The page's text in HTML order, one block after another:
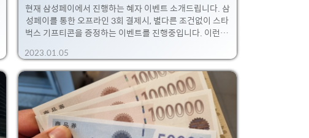
현재 삼성페이에서 진행하는 혜자 이벤트 소개드립니다. 삼
성페이를 통한 오프라인 3회 결제시, 별다른 조건없이 스타
벅스 기프티콘을 증정하는 이벤트를 진행중입니다. 이런 이
이네요 ㅎㅎ. 무조건 참여해야하는 이벤트! 왔다갔다 편의
점 들리실때 꼭 챙기세요 - 미리 이벤트 페이지에서 참여 동
의해야합니다. - 30분 간격으로 오프라인 결제를 해야합니
다. - 기한이 오늘 1.5일 까지입니다. > 원래 1월동안이었는
데, 조기마감이네요. 그래도 갑자기 마감이 아니라 미리 공
지를 준것만해도 감사감사 아래 읽어보시고 스타벅스 기프
티콘 득템하세요~
2023.01.05